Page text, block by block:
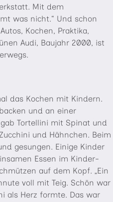
Mit dem
was nicht.“ Und schon
Kochen, Praktika,
Audi, Baujahr 2000, ist
das Kochen mit Kindern.
und an einer
Tortellini mit Spinat und
und Hähnchen. Beim
gesungen. Einige Kinder
Essen im Kinder-
auf dem Kopf. „Ein
voll mit Teig. Schön war
als Herz formte. Das war